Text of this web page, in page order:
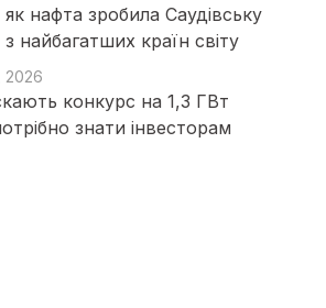
нафта зробила Саудівську
найбагатших країн світу
2026
конкурс на 1,3 ГВт
знати інвесторам